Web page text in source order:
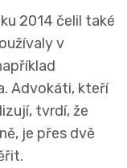
2014 čelil také
v
Advokáti, kteří
tvrdí, že
je přes dvě